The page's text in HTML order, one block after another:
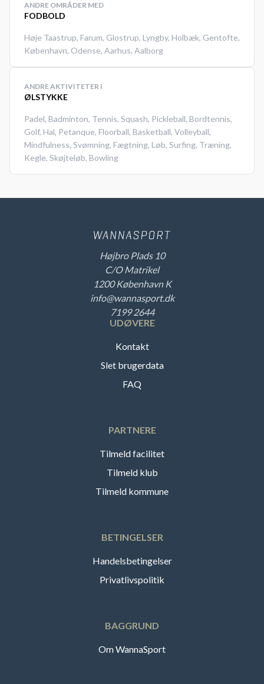
ANDRE OMRÅDER MED
FODBOLD
Høje Taastrup, Farum, Glostrup, Lyngby, Holbæk, Gentofte,
København, Odense, Aarhus, Aalborg
ANDRE AKTIVITETER I
ØLSTYKKE
Padel, Badminton, Tennis, Squash, Pickleball, Bordtennis,
Golf, Hal, Petanque, Floorball, Basketball, Volleyball,
Mindfulness, Svømning, Fægtning, Løb, Surfing, Træning,
Kegle, Skøjteløb, Bowling
Højbro Plads 10
C/O Matrikel
1200 København K
info@wannasport.dk
7199 2644
UDØVERE
Kontakt
Slet brugerdata
FAQ
PARTNERE
Tilmeld facilitet
Tilmeld klub
Tilmeld kommune
BETINGELSER
Handelsbetingelser
Privatlivspolitik
BAGGRUND
Om WannaSport